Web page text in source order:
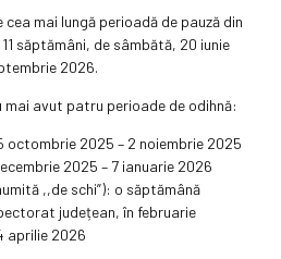
mai lungă perioadă de pauză din
săptămâni, de sâmbătă, 20 iunie
2026.
mai avut patru perioade de odihnă:
octombrie 2025 – 2 noiembrie 2025
2025 – 7 ianuarie 2026
,,de schi”): o săptămână
județean, în februarie
aprilie 2026